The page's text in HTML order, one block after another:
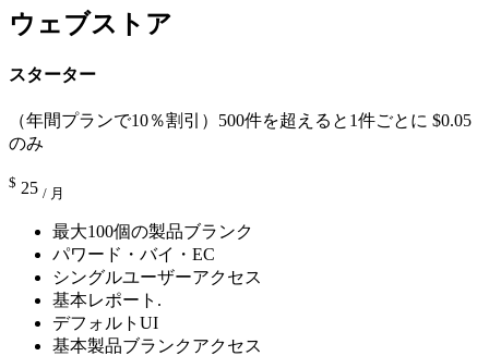
ウェブストア
スターター
（年間プランで10％割引）500件を超えると1件ごとに $0.05
のみ
$ 25 / 月
最大100個の製品ブランク
パワード・バイ・EC
シングルユーザーアクセス
基本レポート.
デフォルトUI
基本製品ブランクアクセス